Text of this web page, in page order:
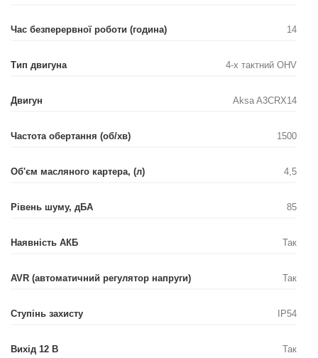
Час безперервної роботи (година) 14
Тип двигуна 4-х тактний OHV
Двигун Aksa A3CRX14
Частота обертання (об/хв) 1500
Об'єм масляного картера, (л) 4,5
Рівень шуму, дБА 85
Наявність АКБ Так
AVR (автоматичний регулятор напруги) Так
Ступінь захисту IP54
Вихід 12 В Так